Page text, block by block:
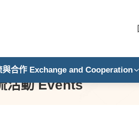
與合作 Exchange and Cooperation
活動 Events